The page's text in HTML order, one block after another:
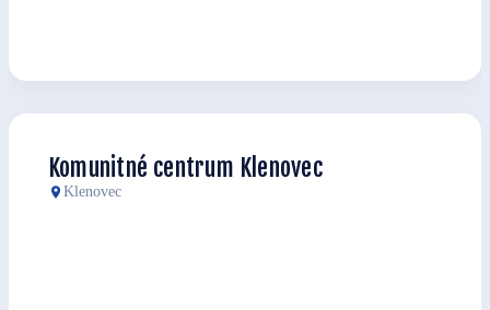
Komunitné centrum Klenovec
Klenovec